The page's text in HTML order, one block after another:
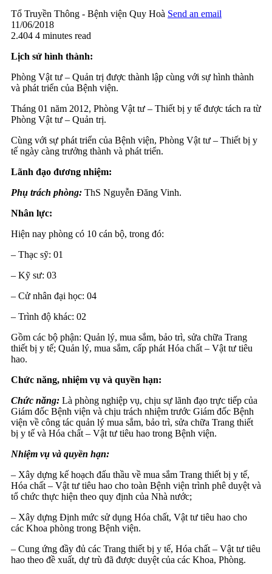
Tổ Truyền Thông - Bệnh viện Quy Hoà Send an email
11/06/2018
2.404 4 minutes read
Lịch sử hình thành:
Phòng Vật tư – Quản trị được thành lập cùng với sự hình thành
và phát triển của Bệnh viện.
Tháng 01 năm 2012, Phòng Vật tư – Thiết bị y tế được tách ra từ
Phòng Vật tư – Quản trị.
Cùng với sự phát triển của Bệnh viện, Phòng Vật tư – Thiết bị y
tế ngày càng trưởng thành và phát triển.
Lãnh đạo đương nhiệm:
Phụ trách phòng: ThS Nguyễn Đăng Vinh.
Nhân lực:
Hiện nay phòng có 10 cán bộ, trong đó:
– Thạc sỹ: 01
– Kỹ sư: 03
– Cử nhân đại học: 04
– Trình độ khác: 02
Gồm các bộ phận: Quản lý, mua sắm, bảo trì, sửa chữa Trang
thiết bị y tế; Quản lý, mua sắm, cấp phát Hóa chất – Vật tư tiêu
hao.
Chức năng, nhiệm vụ và quyền hạn:
Chức năng: Là phòng nghiệp vụ, chịu sự lãnh đạo trực tiếp của
Giám đốc Bệnh viện và chịu trách nhiệm trước Giám đốc Bệnh
viện về công tác quản lý mua sắm, bảo trì, sửa chữa Trang thiết
bị y tế và Hóa chất – Vật tư tiêu hao trong Bệnh viện.
Nhiệm vụ và quyền hạn:
– Xây dựng kế hoạch đấu thầu về mua sắm Trang thiết bị y tế,
Hóa chất – Vật tư tiêu hao cho toàn Bệnh viện trình phê duyệt và
tổ chức thực hiện theo quy định của Nhà nước;
– Xây dựng Định mức sử dụng Hóa chất, Vật tư tiêu hao cho
các Khoa phòng trong Bệnh viện.
– Cung ứng đầy đủ các Trang thiết bị y tế, Hóa chất – Vật tư tiêu
hao theo đề xuất, dự trù đã được duyệt của các Khoa, Phòng.